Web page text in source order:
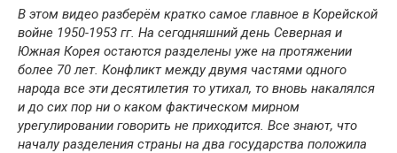
В этом видео разберём кратко самое главное в Корейской
войне 1950-1953 гг. На сегодняшний день Северная и
Южная Корея остаются разделены уже на протяжении
более 70 лет. Конфликт между двумя частями одного
народа все эти десятилетия то утихал, то вновь накалялся
и до сих пор ни о каком фактическом мирном
урегулировании говорить не приходится. Все знают, что
началу разделения страны на два государства положила